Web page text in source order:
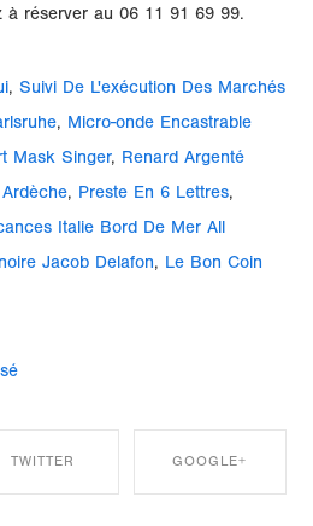
,Suivi De L'exécution Des Marchés
, Micro-onde Encastrable
Mask Singer, Renard Argenté
, Preste En 6 Lettres,
Italie Bord De Mer All
Jacob Delafon, Le Bon Coin
TWITTER GOOGLE+